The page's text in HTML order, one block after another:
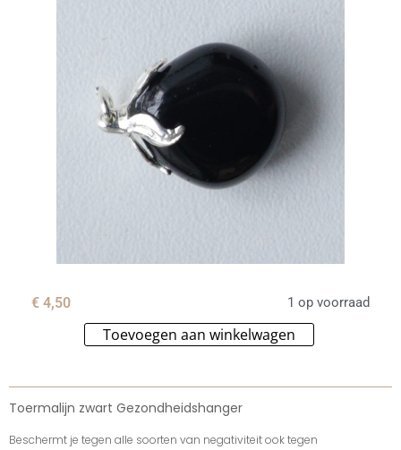
€ 4,50 1 op voorraad
Toevoegen aan winkelwagen
Toermalijn zwart Gezondheidshanger
Beschermt je tegen alle soorten van negativiteit ook tegen